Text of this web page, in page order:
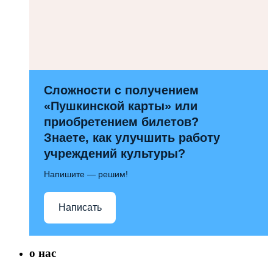
Сложности с получением
«Пушкинской карты» или
приобретением билетов?
Знаете, как улучшить работу
учреждений культуры?
Напишите — решим!
Написать
о нас